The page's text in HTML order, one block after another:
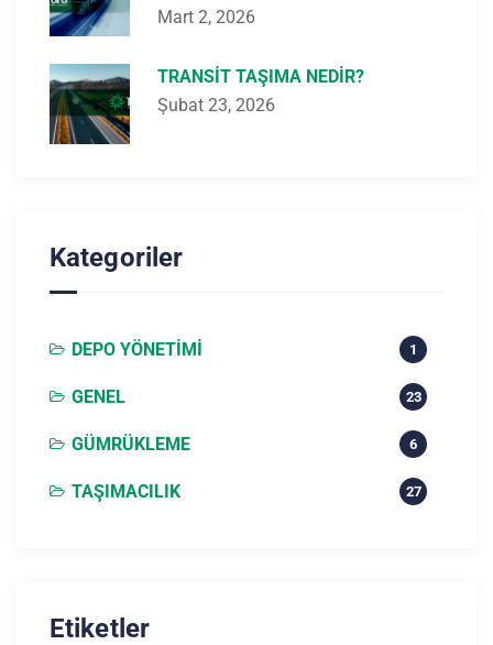
Mart 2, 2026
TRANSIT TAŞIMA NEDIR?
Şubat 23, 2026
Kategoriler
DEPO YÖNETIMI 1
GENEL 23
GÜMRÜKLEME 6
TAŞIMACILIK 27
Etiketler